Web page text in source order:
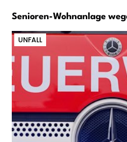
Senioren-Wohnanlage
UNFALL